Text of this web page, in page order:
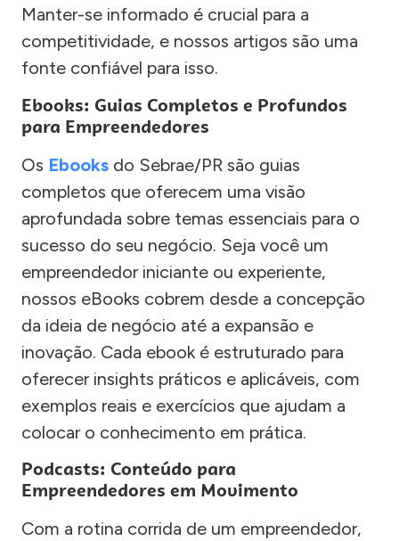
Manter-se informado é crucial para a
competitividade, e nossos artigos são uma
fonte confiável para isso.
Ebooks: Guias Completos e Profundos
para Empreendedores
Os Ebooks do Sebrae/PR são guias
completos que oferecem uma visão
aprofundada sobre temas essenciais para o
sucesso do seu negócio. Seja você um
empreendedor iniciante ou experiente,
nossos eBooks cobrem desde a concepção
da ideia de negócio até a expansão e
inovação. Cada ebook é estruturado para
oferecer insights práticos e aplicáveis, com
exemplos reais e exercícios que ajudam a
colocar o conhecimento em prática.
Podcasts: Conteúdo para
Empreendedores em Movimento
Com a rotina corrida de um empreendedor,